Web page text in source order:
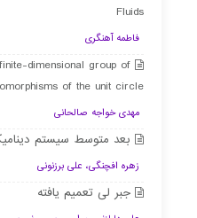
Fluids
فاطمه آهنگری
dimensional group of
of the unit circle
مهدی خواجه صالحانی
بعد متوسط سیستم
زهره افچنگی، علی برزنونی
جبر لی تعمیم یافته